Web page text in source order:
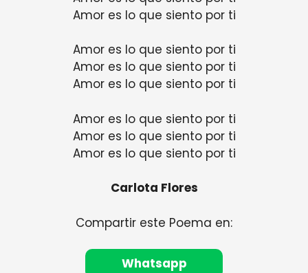
Amor es lo que siento por ti
Amor es lo que siento por ti
Amor es lo que siento por ti
Amor es lo que siento por ti
Amor es lo que siento por ti
Amor es lo que siento por ti
Amor es lo que siento por ti
Carlota Flores
Compartir este Poema en:
Whatsapp